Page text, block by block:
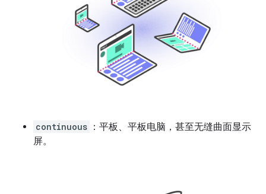
continuous ：平板、平板电脑，甚至无缝曲面显示
屏。